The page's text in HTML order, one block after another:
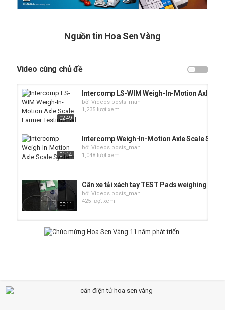
Nguồn tin Hoa Sen Vàng
Video cùng chủ đề
02:49
Intercomp LS-WIM Weigh-In-Motion Axle
bởi Videos posts_man
1,235 lượt xem
01:14
Intercomp Weigh-In-Motion Axle Scale
bởi Videos posts_man
1,048 lượt xem
00:11
Cân xe tải xách tay TEST Pads weighing scale
bởi Videos posts_man
425 lượt xem
Cân xe tải xách tay TEST Axle weighing scale
153 lượt xem